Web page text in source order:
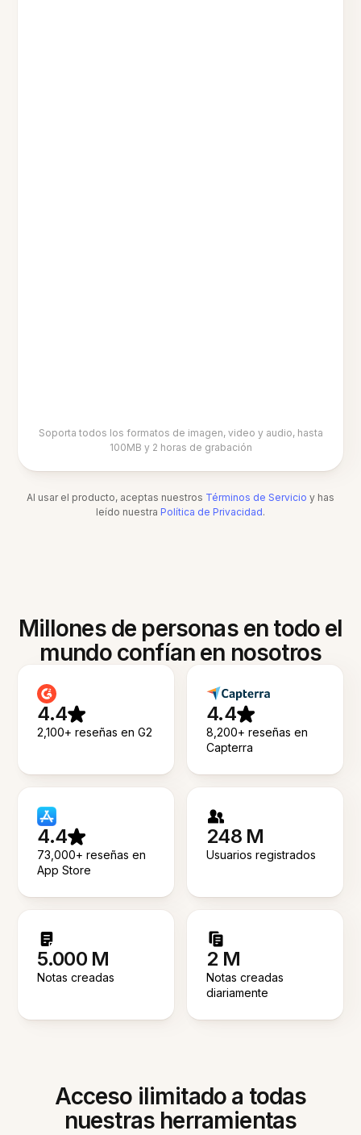
Soporta todos los formatos de imagen, video y audio, hasta
100MB y 2 horas de grabación
Al usar el producto, aceptas nuestros Términos de Servicio y has
leído nuestra Política de Privacidad.
Millones de personas en todo el
mundo confían en nosotros
4.4
2,100+ reseñas en G2
4.4
8,200+ reseñas en
Capterra
4.4
73,000+ reseñas en
App Store
248 M
Usuarios registrados
5.000 M
Notas creadas
2 M
Notas creadas
diariamente
Acceso ilimitado a todas
nuestras herramientas